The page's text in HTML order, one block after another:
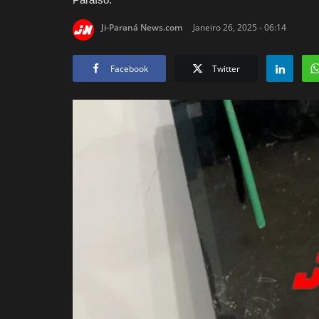
Ji-Paraná News.com Janeiro 26, 2025 - 06:14
Facebook Twitter